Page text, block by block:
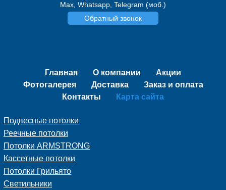
Max, Whatsapp, Telegram (моб.)
Обратный звонок
Главная О компании
Акции
Фотогалерея
Доставка
Заказ и оплата
Контакты
Карта сайта
Подвесные потолки
Реечные потолки
Потолки ARMSTRONG
Кассетные потолки
Потолки Грильято
Светильники